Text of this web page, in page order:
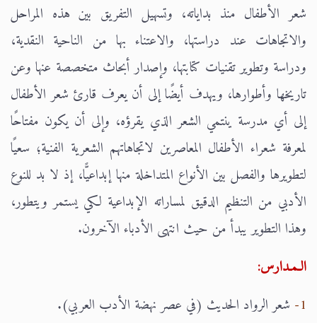
شعر الأطفال منذ بداياته، وتسهيل التفريق بين هذه المراحل
والاتجاهات عند دراستها، والاعتناء بها من الناحية النقدية،
ودراسة وتطوير تقنيات كتابتها، وإصدار أبحاث متخصصة عنها وعن
تاريخها وأطوارها، ويهدف أيضًا إلى أن يعرف قارئ شعر الأطفال
إلى أي مدرسة ينتمي الشعر الذي يقرؤه، وإلى أن يكون مفتاحًا
لمعرفة شعراء الأطفال المعاصرين لاتجاهاتهم الشعرية الفنية؛ سعيًا
لتطويرها والفصل بين الأنواع المتداخلة منها إبداعيًّا، إذ لا بد للنوع
الأدبي من التنظيم الدقيق لمساراته الإبداعية لكي يستمر ويتطور،
وهذا التطوير يبدأ من حيث انتهى الأدباء الآخرون.
الـمـدارس:
1- شعر الرواد الحديث (في عصر نهضة الأدب العربي).